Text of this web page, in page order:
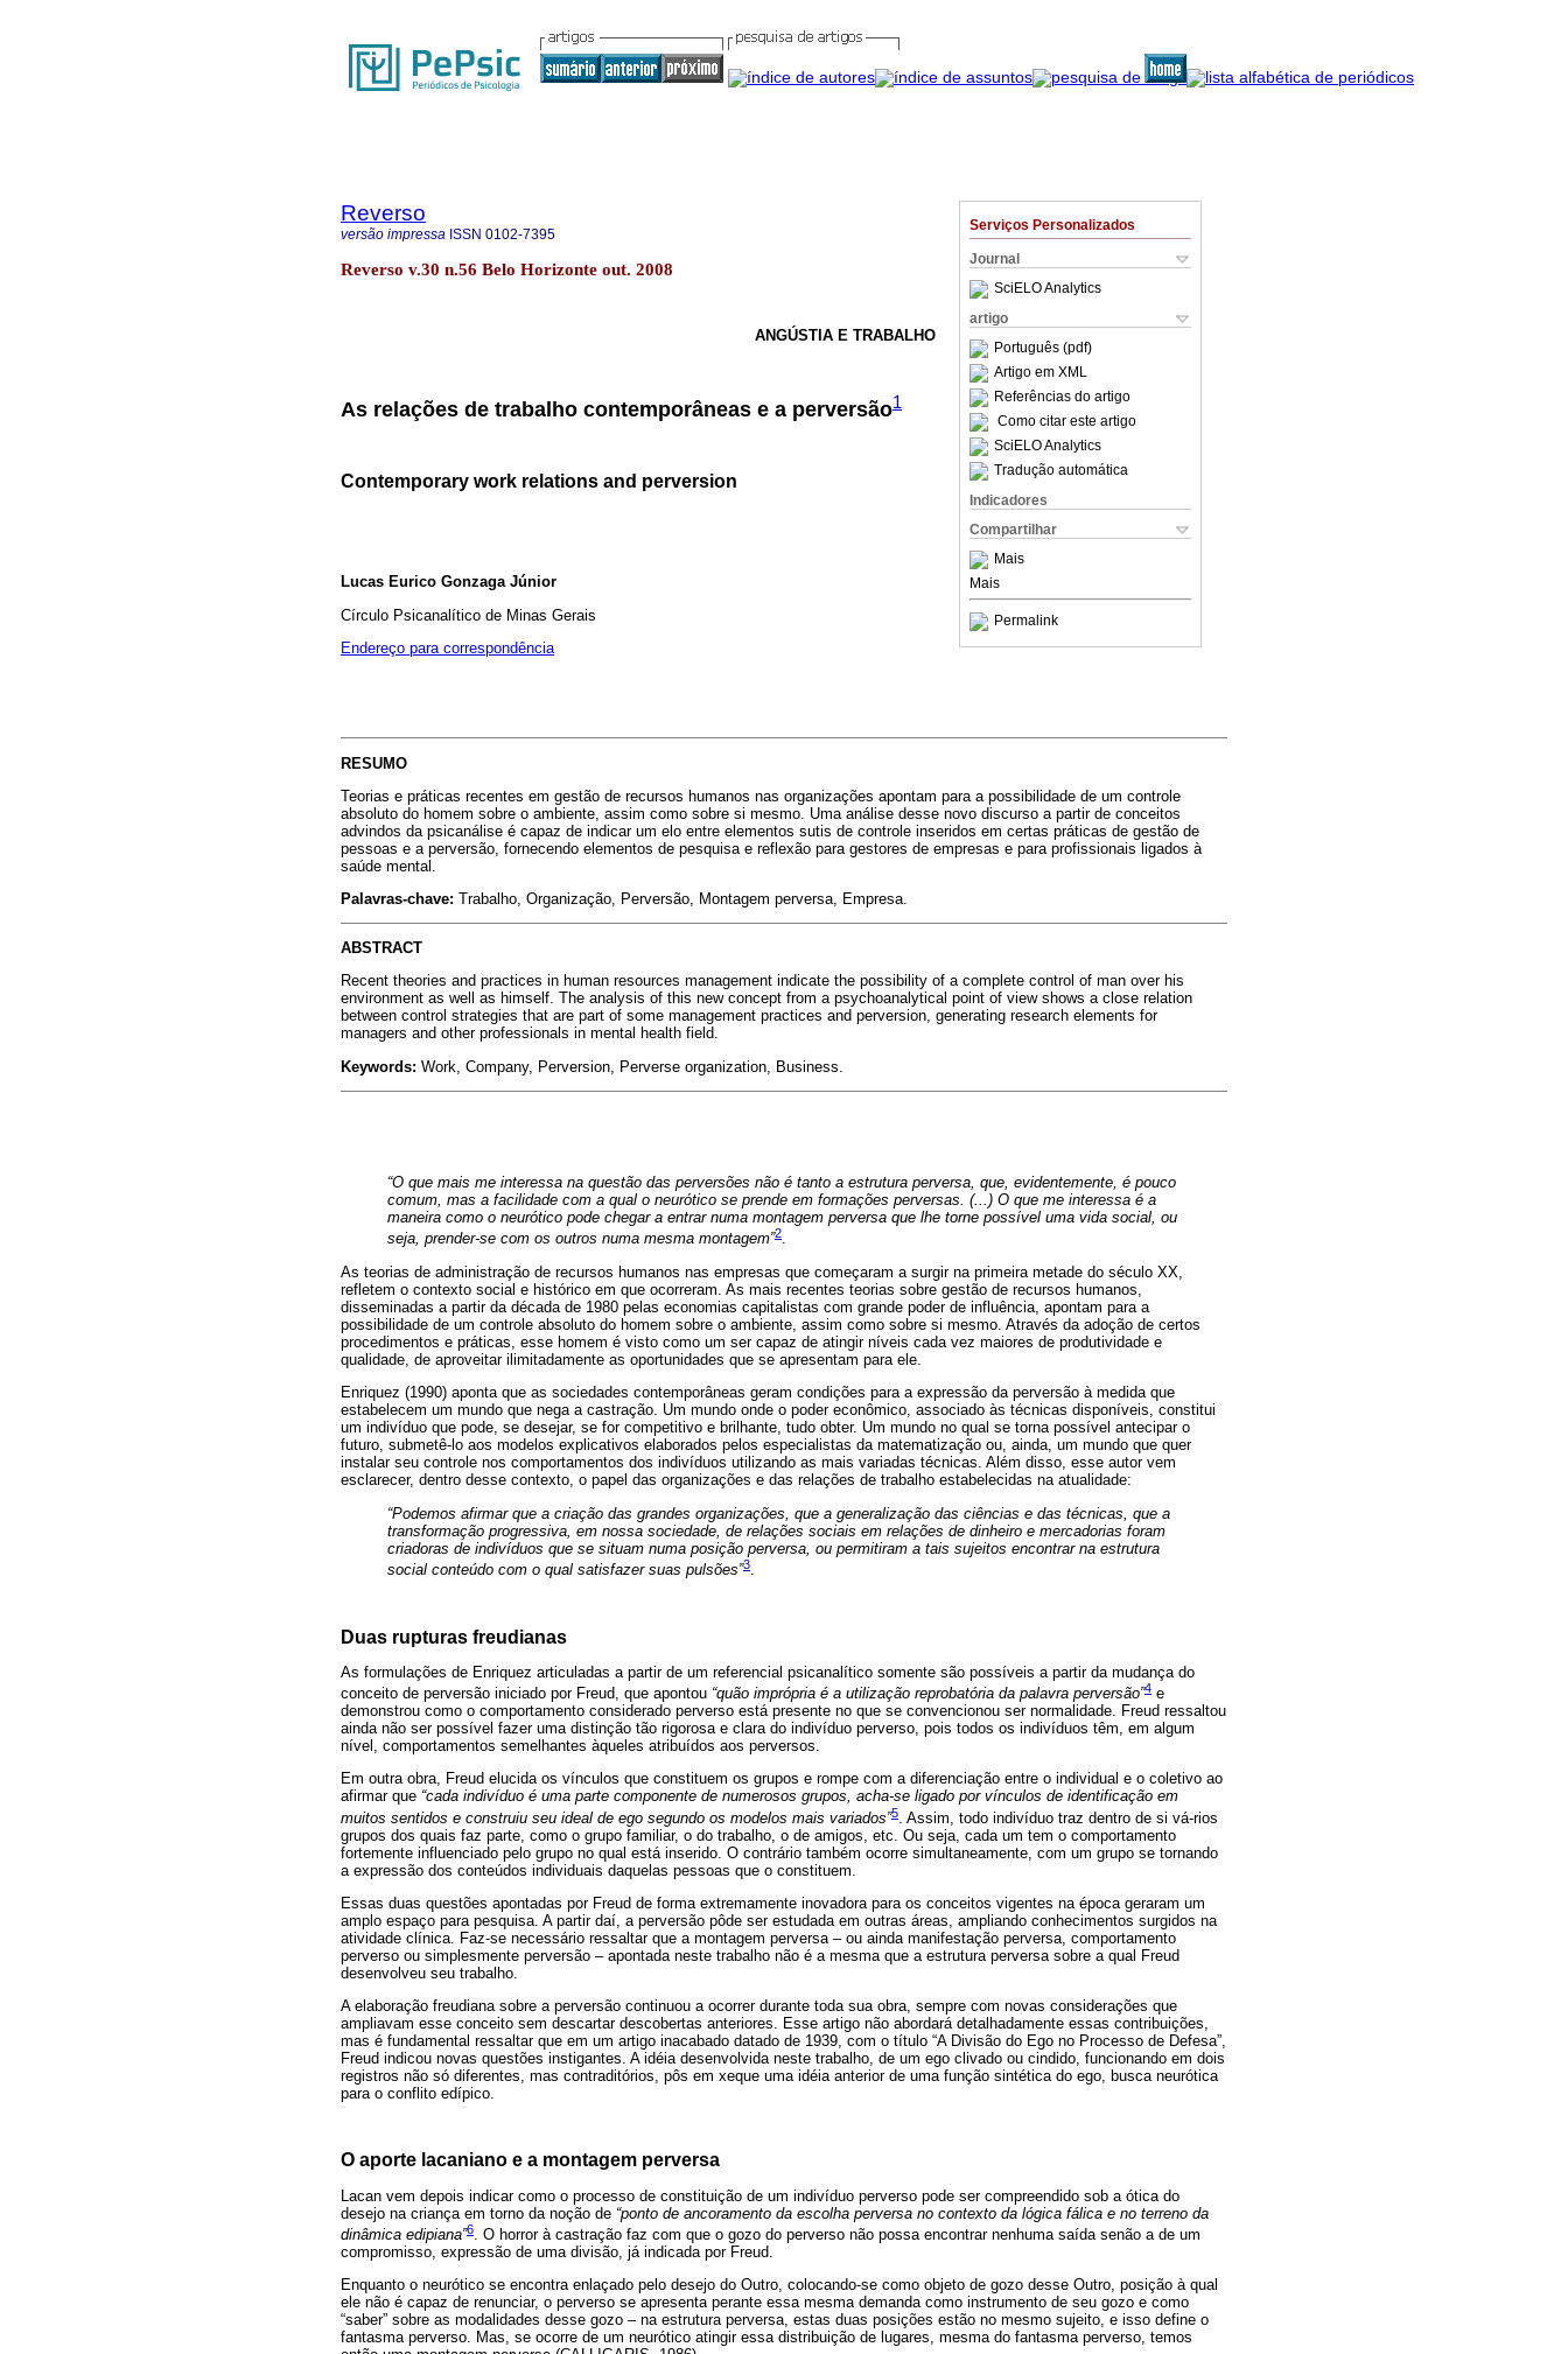
Serviços Personalizados
Journal
SciELO Analytics
artigo
Português (pdf)
Artigo em XML
Referências do artigo
Como citar este artigo
SciELO Analytics
Tradução automática
Indicadores
Compartilhar
Mais
Mais
Permalink
Reverso
versão impressa ISSN 0102-7395
Reverso v.30 n.56 Belo Horizonte out. 2008
ANGÚSTIA E TRABALHO
As relações de trabalho contemporâneas e a perversão1
Contemporary work relations and perversion
Lucas Eurico Gonzaga Júnior
Círculo Psicanalítico de Minas Gerais
Endereço para correspondência
RESUMO
Teorias e práticas recentes em gestão de recursos humanos nas organizações apontam para a possibilidade de um controle
absoluto do homem sobre o ambiente, assim como sobre si mesmo. Uma análise desse novo discurso a partir de conceitos
advindos da psicanálise é capaz de indicar um elo entre elementos sutis de controle inseridos em certas práticas de gestão de
pessoas e a perversão, fornecendo elementos de pesquisa e reflexão para gestores de empresas e para profissionais ligados à
saúde mental.
Palavras-chave: Trabalho, Organização, Perversão, Montagem perversa, Empresa.
ABSTRACT
Recent theories and practices in human resources management indicate the possibility of a complete control of man over his
environment as well as himself. The analysis of this new concept from a psychoanalytical point of view shows a close relation
between control strategies that are part of some management practices and perversion, generating research elements for
managers and other professionals in mental health field.
Keywords: Work, Company, Perversion, Perverse organization, Business.
“O que mais me interessa na questão das perversões não é tanto a estrutura perversa, que, evidentemente, é pouco
comum, mas a facilidade com a qual o neurótico se prende em formações perversas. (...) O que me interessa é a
maneira como o neurótico pode chegar a entrar numa montagem perversa que lhe torne possível uma vida social, ou
seja, prender-se com os outros numa mesma montagem”2.
As teorias de administração de recursos humanos nas empresas que começaram a surgir na primeira metade do século XX,
refletem o contexto social e histórico em que ocorreram. As mais recentes teorias sobre gestão de recursos humanos,
disseminadas a partir da década de 1980 pelas economias capitalistas com grande poder de influência, apontam para a
possibilidade de um controle absoluto do homem sobre o ambiente, assim como sobre si mesmo. Através da adoção de certos
procedimentos e práticas, esse homem é visto como um ser capaz de atingir níveis cada vez maiores de produtividade e
qualidade, de aproveitar ilimitadamente as oportunidades que se apresentam para ele.
Enriquez (1990) aponta que as sociedades contemporâneas geram condições para a expressão da perversão à medida que
estabelecem um mundo que nega a castração. Um mundo onde o poder econômico, associado às técnicas disponíveis, constitui
um indivíduo que pode, se desejar, se for competitivo e brilhante, tudo obter. Um mundo no qual se torna possível antecipar o
futuro, submetê-lo aos modelos explicativos elaborados pelos especialistas da matematização ou, ainda, um mundo que quer
instalar seu controle nos comportamentos dos indivíduos utilizando as mais variadas técnicas. Além disso, esse autor vem
esclarecer, dentro desse contexto, o papel das organizações e das relações de trabalho estabelecidas na atualidade:
“Podemos afirmar que a criação das grandes organizações, que a generalização das ciências e das técnicas, que a
transformação progressiva, em nossa sociedade, de relações sociais em relações de dinheiro e mercadorias foram
criadoras de indivíduos que se situam numa posição perversa, ou permitiram a tais sujeitos encontrar na estrutura
social conteúdo com o qual satisfazer suas pulsões”3
Duas rupturas freudianas
As formulações de Enriquez articuladas a partir de um referencial psicanalítico somente são possíveis a partir da mudança do
conceito de perversão iniciado por Freud, que apontou “quão imprópria é a utilização reprobatória da palavra perversão”4 e
demonstrou como o comportamento considerado perverso está presente no que se convencionou ser normalidade. Freud ressaltou
ainda não ser possível fazer uma distinção tão rigorosa e clara do indivíduo perverso, pois todos os indivíduos têm, em algum
nível, comportamentos semelhantes àqueles atribuídos aos perversos.
Em outra obra, Freud elucida os vínculos que constituem os grupos e rompe com a diferenciação entre o individual e o coletivo ao
afirmar que “cada indivíduo é uma parte componente de numerosos grupos, acha-se ligado por vínculos de identificação em
muitos sentidos e construiu seu ideal de ego segundo os modelos mais variados”5 . Assim, todo indivíduo traz dentro de si vá-rios
grupos dos quais faz parte, como o grupo familiar, o do trabalho, o de amigos, etc. Ou seja, cada um tem o comportamento
fortemente influenciado pelo grupo no qual está inserido. O contrário também ocorre simultaneamente, com um grupo se tornando
a expressão dos conteúdos individuais daquelas pessoas que o constituem.
Essas duas questões apontadas por Freud de forma extremamente inovadora para os conceitos vigentes na época geraram um
amplo espaço para pesquisa. A partir daí, a perversão pôde ser estudada em outras áreas, ampliando conhecimentos surgidos na
atividade clínica. Faz-se necessário ressaltar que a montagem perversa – ou ainda manifestação perversa, comportamento
perverso ou simplesmente perversão – apontada neste trabalho não é a mesma que a estrutura perversa sobre a qual Freud
desenvolveu seu trabalho.
A elaboração freudiana sobre a perversão continuou a ocorrer durante toda sua obra, sempre com novas considerações que
ampliavam esse conceito sem descartar descobertas anteriores. Esse artigo não abordará detalhadamente essas contribuições,
mas é fundamental ressaltar que em um artigo inacabado datado de 1939, com o título “A Divisão do Ego no Processo de Defesa”,
Freud indicou novas questões instigantes. A idéia desenvolvida neste trabalho, de um ego clivado ou cindido, funcionando em dois
registros não só diferentes, mas contraditórios, pôs em xeque uma idéia anterior de uma função sintética do ego, busca neurótica
para o conflito edípico.
O aporte lacaniano e a montagem perversa
Lacan vem depois indicar como o processo de constituição de um indivíduo perverso pode ser compreendido sob a ótica do
desejo na criança em torno da noção de “ponto de ancoramento da escolha perversa no contexto da lógica fálica e no terreno da
dinâmica edipiana”6
. O horror à castração faz com que o gozo do perverso não possa encontrar nenhuma saída senão a de um
compromisso, expressão de uma divisão, já indicada por Freud.
Enquanto o neurótico se encontra enlaçado pelo desejo do Outro, colocando-se como objeto de gozo desse Outro, posição à qual
ele não é capaz de renunciar, o perverso se apresenta perante essa mesma demanda como instrumento de seu gozo e como
“saber” sobre as modalidades desse gozo – na estrutura perversa, estas duas posições estão no mesmo sujeito, e isso define o
fantasma perverso. Mas, se ocorre de um neurótico atingir essa distribuição de lugares, mesma do fantasma perverso, temos